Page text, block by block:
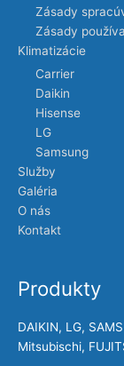
Zásady
Zásady
Klimatizácie
Carrier
Daikin
Hisense
LG
Samsung
Služby
Galéria
O nás
Kontakt
Produkty
DAIKIN, LG,
Mitsubischi,